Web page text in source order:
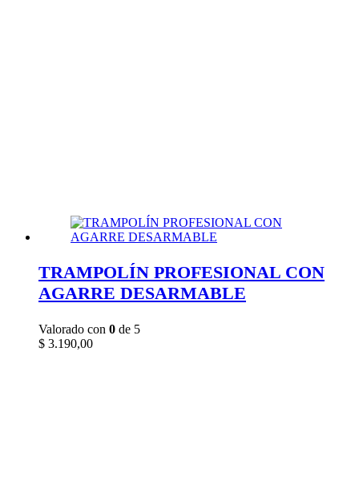
TRAMPOLÍN PROFESIONAL CON
AGARRE DESARMABLE
Valorado con 0 de 5
$ 3.190,00